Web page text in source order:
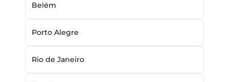
Belém
Porto Alegre
Rio de Janeiro